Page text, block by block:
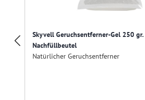
Skyvell Geruchsentferner-Gel 250 gr.
Nachfüllbeutel
Natürlicher Geruchsentferner